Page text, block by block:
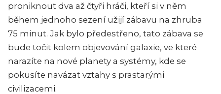
proniknout dva až čtyři hráči, kteří si v něm
během jednoho sezení užijí zábavu na zhruba
75 minut. Jak bylo předestřeno, tato zábava se
bude točit kolem objevování galaxie, ve které
narazíte na nové planety a systémy, kde se
pokusíte navázat vztahy s prastarými
civilizacemi.